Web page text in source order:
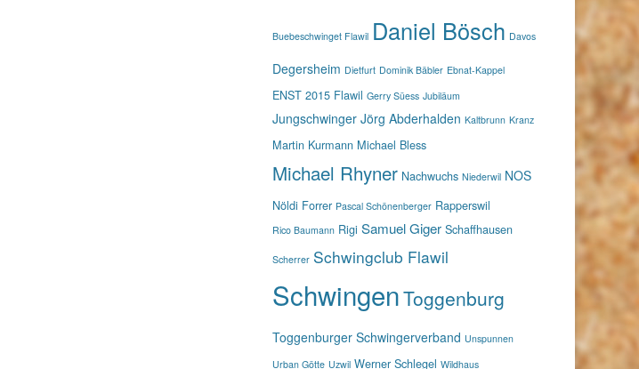
Buebeschwinget Flawil Daniel Bösch Davos
Degersheim Dietfurt Dominik Bäbler Ebnat-Kappel
ENST 2015 Flawil Gerry Süess Jubiläum
Jungschwinger Jörg Abderhalden Kaltbrunn Kranz
Martin Kurmann Michael Bless
Michael Rhyner Nachwuchs Niederwil NOS
Nöldi Forrer Pascal Schönenberger Rapperswil
Rico Baumann Rigi Samuel Giger Schaffhausen
Scherrer Schwingclub Flawil
SchwingenToggenburg
Toggenburger Schwingerverband Unspunnen
Urban Götte Uzwil Werner Schlegel Wildhaus